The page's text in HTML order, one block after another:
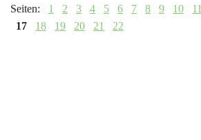
Seiten: 1 2 3 4 5 6 7 8 9 10 11
17
18 19 20 21 22